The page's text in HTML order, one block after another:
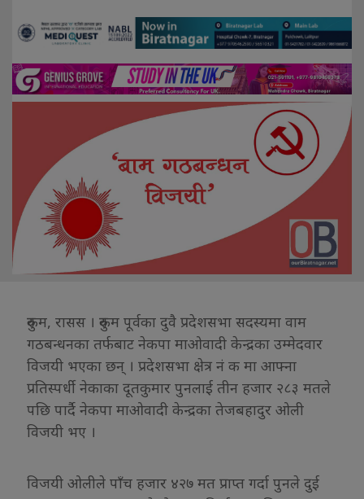
रुकुम, रासस । रुकुम पूर्वका दुवै प्रदेशसभा सदस्यमा वाम
गठबन्धनका तर्फबाट नेकपा माओवादी केन्द्रका उम्मेदवार
विजयी भएका छन् । प्रदेशसभा क्षेत्र नं क मा आफ्ना
प्रतिस्पर्धी नेकाका दूतकुमार पुनलाई तीन हजार २८३ मतले
पछि पार्दै नेकपा माओवादी केन्द्रका तेजबहादुर ओली
विजयी भए ।
विजयी ओलीले पाँच हजार ४२७ मत प्राप्त गर्दा पुनले दुई